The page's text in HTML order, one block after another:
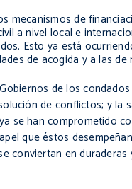
mecanismos de
a nivel local e
Esto ya está
de acogida y a las de
de los
de conflictos; y la
se han comprometido
que éstos
conviertan en duraderas